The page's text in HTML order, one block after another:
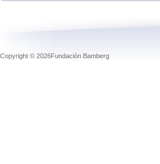
Copyright © 2026Fundación Bamberg